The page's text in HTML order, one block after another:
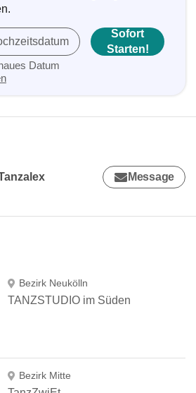
Datum
Sofort
Starten!
Message
Bezirk Neukölln
TANZSTUDIO im Süden
Bezirk Mitte